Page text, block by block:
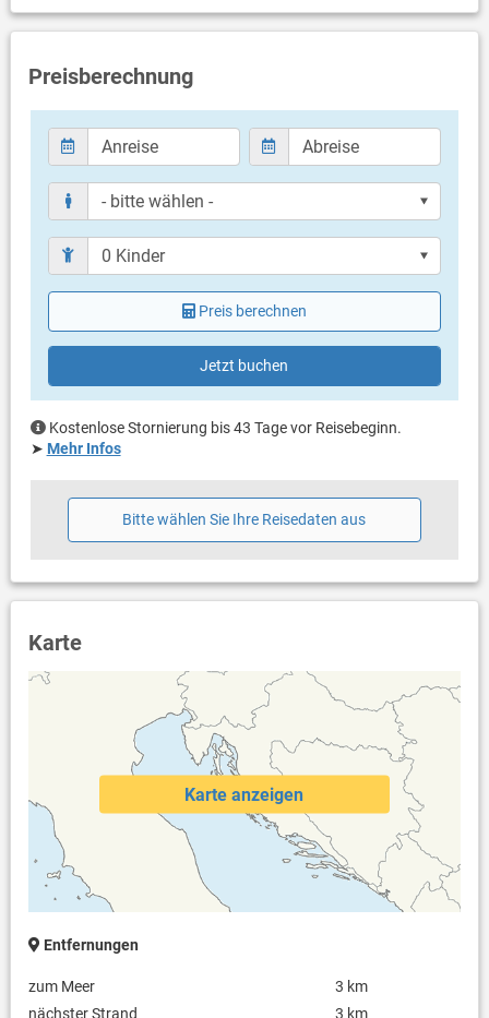
Badezimmer
eigene Terrasse
überdacht
Bestuhlung
Weitere Informationen
Garten zur Benutzung
Grill mitbringen möglich
Haustier nicht erlaubt
Klimaanlage im Preis inklusive
Eigentümer lebt im gleichen Haus
Bettwäsche vorhanden
Handtücher vorhanden
Internet per WLAN
Preisberechnung
Preis berechnen
Jetzt buchen
Kostenlose Stornierung bis 43 Tage vor Reisebeginn.
➤ Mehr Infos
Bitte wählen Sie Ihre Reisedaten aus
Karte
Karte anzeigen
Entfernungen
zum Meer
3 km
nächster Strand
3 km